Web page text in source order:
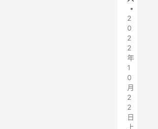
•
2
0
2
2
年
1
0
月
2
2
日
上